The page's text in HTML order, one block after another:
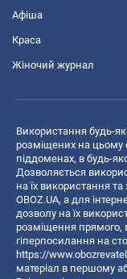
Афіша
Краса
Жіночий журнал
Використання будь-
розміщених на цьому
піддоменах, в будь-
Дозволяється
на їх використання
OBOZ.UA, а для
дозволу на їх
розміщення прямого,
гіперпосилання на
https://
матеріал в першому